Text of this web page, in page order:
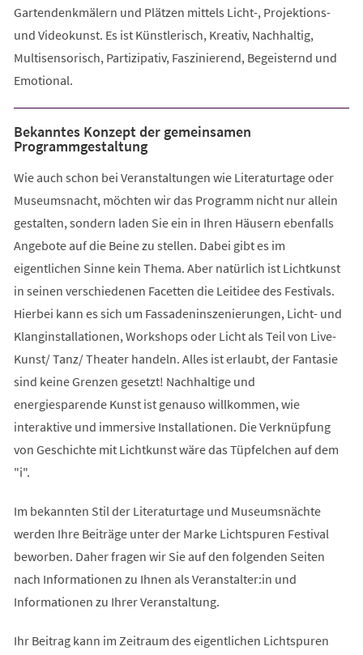
Gartendenkmälern und Plätzen mittels Licht-, Projektions-
und Videokunst. Es ist Künstlerisch, Kreativ, Nachhaltig,
Multisensorisch, Partizipativ, Faszinierend, Begeisternd und
Emotional.
Bekanntes Konzept der gemeinsamen
Programmgestaltung
Wie auch schon bei Veranstaltungen wie Literaturtage oder
Museumsnacht, möchten wir das Programm nicht nur allein
gestalten, sondern laden Sie ein in Ihren Häusern ebenfalls
Angebote auf die Beine zu stellen. Dabei gibt es im
eigentlichen Sinne kein Thema. Aber natürlich ist Lichtkunst
in seinen verschiedenen Facetten die Leitidee des Festivals.
Hierbei kann es sich um Fassadeninszenierungen, Licht- und
Klanginstallationen, Workshops oder Licht als Teil von Live-
Kunst/ Tanz/ Theater handeln. Alles ist erlaubt, der Fantasie
sind keine Grenzen gesetzt! Nachhaltige und
energiesparende Kunst ist genauso willkommen, wie
interaktive und immersive Installationen. Die Verknüpfung
von Geschichte mit Lichtkunst wäre das Tüpfelchen auf dem
"i".
Im bekannten Stil der Literaturtage und Museumsnächte
werden Ihre Beiträge unter der Marke Lichtspuren Festival
beworben. Daher fragen wir Sie auf den folgenden Seiten
nach Informationen zu Ihnen als Veranstalter:in und
Informationen zu Ihrer Veranstaltung.
Ihr Beitrag kann im Zeitraum des eigentlichen Lichtspuren